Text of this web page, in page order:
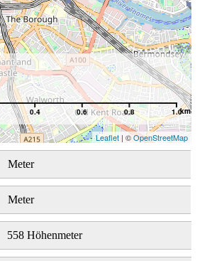
0.4 0.6 0.8 1.0km
Leaflet| ©OpenStreetMap
Meter
Meter
558 Höhenmeter